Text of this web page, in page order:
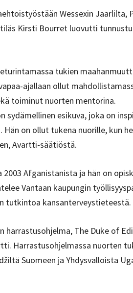
Wessexin Jaarlilta,
Kirsti Bourret luovutti
tukien
ajallaan ollut
toiminut nuorten mentorina.
sydämellinen esikuva, joka on
on ollut tukena nuorille, kun
Avartti-säätiöstä.
2003 Afganistanista ja hän on
Vantaan kaupungin
tutkintoa kansanterveystieteestä.
harrastusohjelma, The Duke of
Harrastusohjelmassa nuorten
Suomeen ja Yhdysvalloista